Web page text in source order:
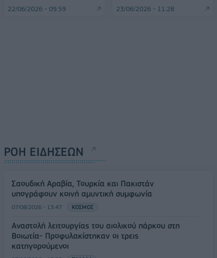
22/06/2026 - 09:59 23/06/2026 - 11:28
ΡΟΗ ΕΙΔΗΣΕΩΝ
Σαουδική Αραβία, Τουρκία και Πακιστάν
υπογράφουν κοινή αμυντική συμφωνία
07/08/2026 - 13:47 ΚΟΣΜΟΣ
Αναστολή λειτουργίας του αιολικού πάρκου στη
Βοιωτία- Προφυλακίστηκαν οι τρεις
κατηγορούμενοι